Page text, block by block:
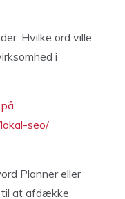
Hvilke ord ville
i
seo/
Planner eller
at afdække